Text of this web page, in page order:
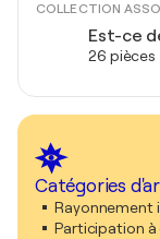
COLLECTION
Est-ce
26 pièces
Catégories
Rayonnement
Participation à